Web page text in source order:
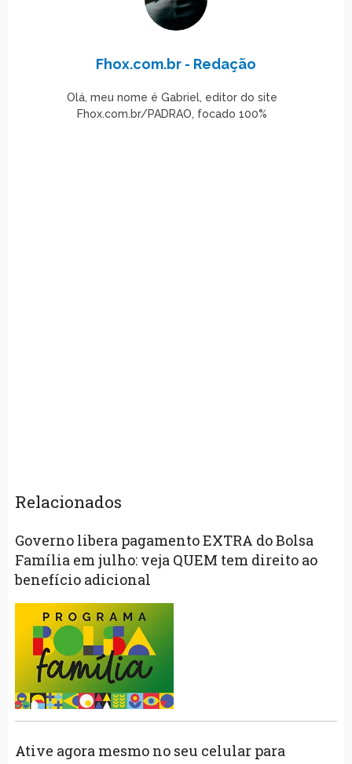
Fhox.com.br - Redação
Olá, meu nome é Gabriel, editor do site
Fhox.com.br/PADRAO, focado 100%
Relacionados
Governo libera pagamento EXTRA do Bolsa
Família em julho: veja QUEM tem direito ao
benefício adicional
Ative agora mesmo no seu celular para